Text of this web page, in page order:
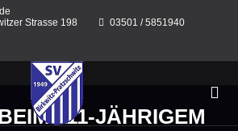
Strasse 198
03501 / 5851940
111-JÄHRIGEM